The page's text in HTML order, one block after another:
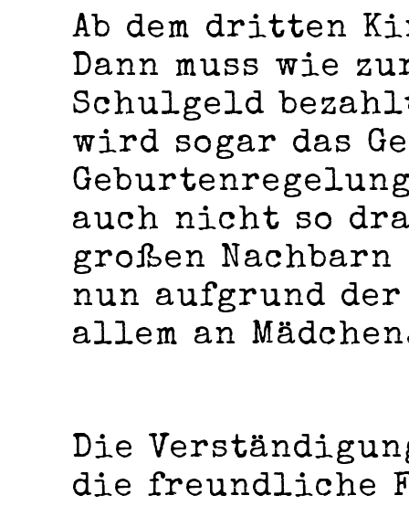
Ab dem dritten
Dann muss wie
Schulgeld
wird sogar das
auch nicht so
großen
nun aufgrund
allem an
Die
die freundliche